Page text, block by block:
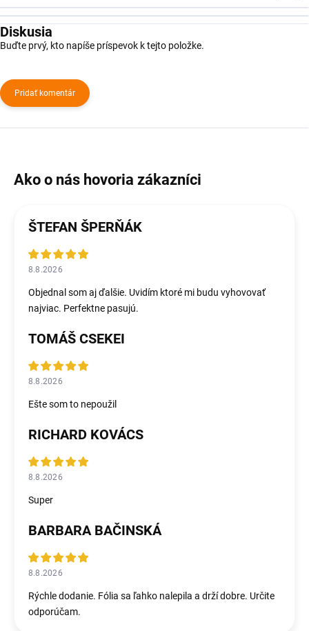
Diskusia
Buďte prvý, kto napíše príspevok k tejto položke.
Pridať komentár
ŠTEFAN ŠPERŇÁK
8.8.2026
Objednal som aj ďalšie. Uvidím ktoré mi budu vyhovovať
najviac. Perfektne pasujú.
TOMÁŠ CSEKEI
8.8.2026
Ešte som to nepoužil
RICHARD KOVÁCS
8.8.2026
Super
BARBARA BAČINSKÁ
8.8.2026
Rýchle dodanie. Fólia sa ľahko nalepila a drží dobre. Určite
odporúčam.